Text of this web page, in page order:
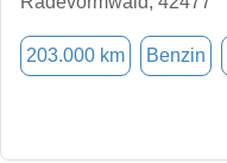
203.000 km Benzin